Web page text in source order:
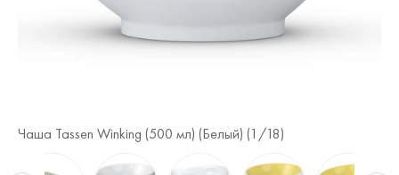
Чаша Tassen Winking (500 мл) (Белый) (1 /18)